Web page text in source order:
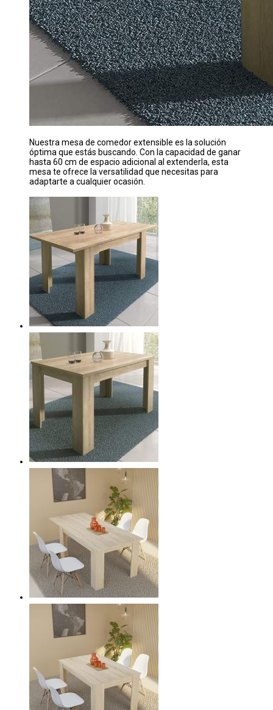
Nuestra mesa de comedor extensible es la solución
óptima que estás buscando. Con la capacidad de ganar
hasta 60 cm de espacio adicional al extenderla, esta
mesa te ofrece la versatilidad que necesitas para
adaptarte a cualquier ocasión.